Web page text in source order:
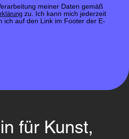
meiner Daten gemäß
zu. Ich kann mich jederzeit
ich auf den Link im Footer der E-
für Kunst,